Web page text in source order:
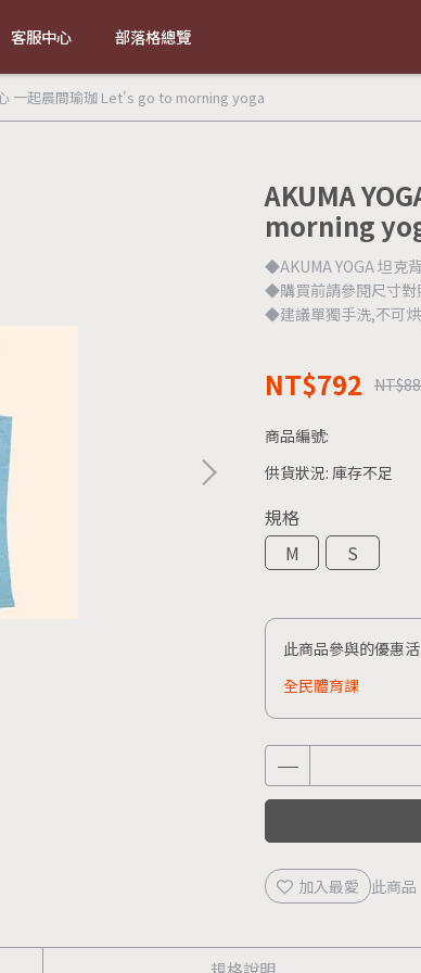
客服中心 部落格總覽
一起晨間瑜珈 Let's go to morning yoga
AKUMA
morning
◆AKUMA YOGA 坦克
◆購買前請參閱尺寸對
◆建議單獨手洗,不可
NT$792
商品編號:
供貨狀況: 庫存不足
規格
M
S
此商品參與的優惠
全民體育課
加入最愛 此商